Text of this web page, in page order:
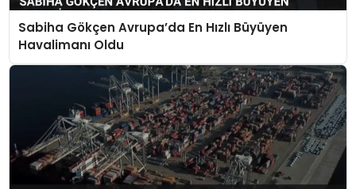
Sabiha Gökçen Avrupa’da En Hızlı Büyüyen
Havalimanı Oldu